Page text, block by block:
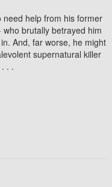
need help from his former
brutally betrayed him
And, far worse, he might
supernatural killer
. .